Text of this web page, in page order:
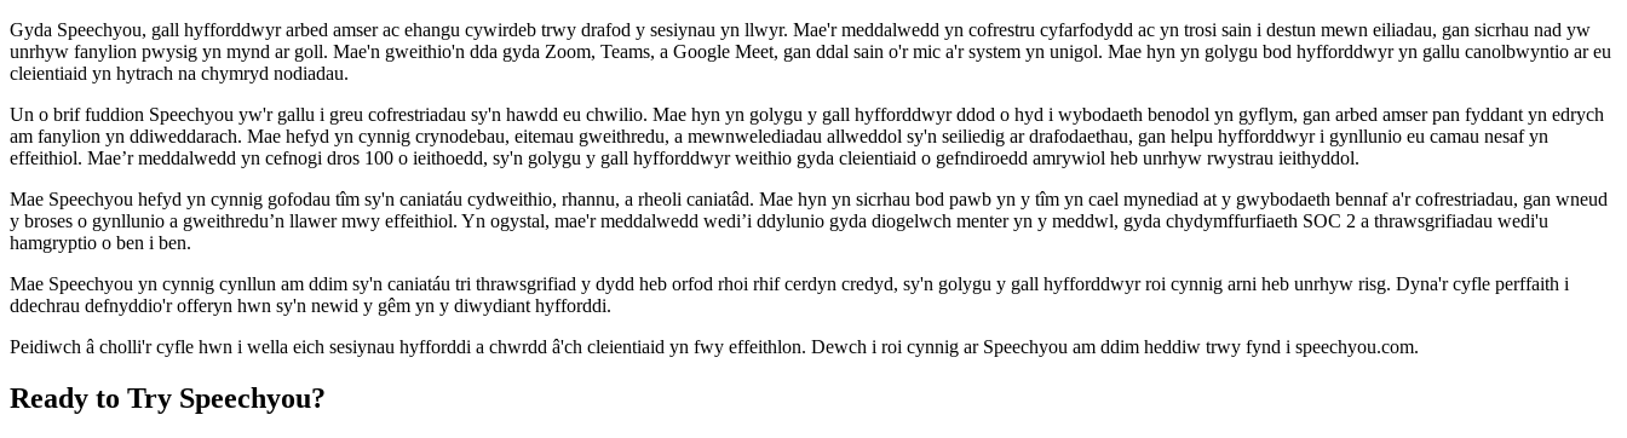
Gyda Speechyou, gall hyfforddwyr arbed amser ac ehangu cywirdeb trwy drafod y sesiynau yn llwyr. Mae'r meddalwedd yn cofrestru cyfarfodydd ac yn trosi sain i destun mewn eiliadau, gan sicrhau nad yw
unrhyw fanylion pwysig yn mynd ar goll. Mae'n gweithio'n dda gyda Zoom, Teams, a Google Meet, gan ddal sain o'r mic a'r system yn unigol. Mae hyn yn golygu bod hyfforddwyr yn gallu canolbwyntio ar eu
cleientiaid yn hytrach na chymryd nodiadau.
Un o brif fuddion Speechyou yw'r gallu i greu cofrestriadau sy'n hawdd eu chwilio. Mae hyn yn golygu y gall hyfforddwyr ddod o hyd i wybodaeth benodol yn gyflym, gan arbed amser pan fyddant yn edrych
am fanylion yn ddiweddarach. Mae hefyd yn cynnig crynodebau, eitemau gweithredu, a mewnwelediadau allweddol sy'n seiliedig ar drafodaethau, gan helpu hyfforddwyr i gynllunio eu camau nesaf yn
effeithiol. Mae’r meddalwedd yn cefnogi dros 100 o ieithoedd, sy'n golygu y gall hyfforddwyr weithio gyda cleientiaid o gefndiroedd amrywiol heb unrhyw rwystrau ieithyddol.
Mae Speechyou hefyd yn cynnig gofodau tîm sy'n caniatáu cydweithio, rhannu, a rheoli caniatâd. Mae hyn yn sicrhau bod pawb yn y tîm yn cael mynediad at y gwybodaeth bennaf a'r cofrestriadau, gan wneud
y broses o gynllunio a gweithredu’n llawer mwy effeithiol. Yn ogystal, mae'r meddalwedd wedi’i ddylunio gyda diogelwch menter yn y meddwl, gyda chydymffurfiaeth SOC 2 a thrawsgrifiadau wedi'u
hamgryptio o ben i ben.
Mae Speechyou yn cynnig cynllun am ddim sy'n caniatáu tri thrawsgrifiad y dydd heb orfod rhoi rhif cerdyn credyd, sy'n golygu y gall hyfforddwyr roi cynnig arni heb unrhyw risg. Dyna'r cyfle perffaith i
ddechrau defnyddio'r offeryn hwn sy'n newid y gêm yn y diwydiant hyfforddi.
Peidiwch â cholli'r cyfle hwn i wella eich sesiynau hyfforddi a chwrdd â'ch cleientiaid yn fwy effeithlon. Dewch i roi cynnig ar Speechyou am ddim heddiw trwy fynd i speechyou.com.
Ready to Try Speechyou?